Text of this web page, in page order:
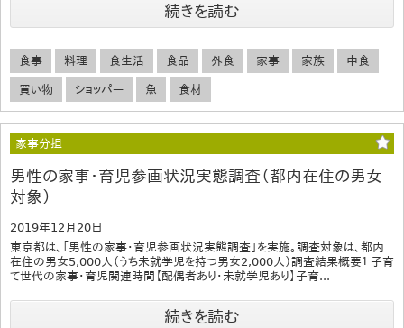
続きを読む
食事 料理 食生活 食品 外食 家事 家族 中食
買い物 ショッパー 魚 食材
家事分担
男性の家事・育児参画状況実態調査（都内在住の男女
対象）
2019年12月20日
東京都は、「男性の家事・育児参画状況実態調査」を実施。調査対象は、都内
在住の男女5,000人（うち未就学児を持つ男女2,000人）調査結果概要１ 子育
て世代の家事・育児関連時間【配偶者あり・未就学児あり】子育...
続きを読む